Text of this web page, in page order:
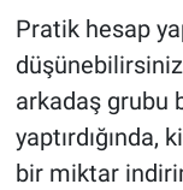
Pratik hesap
arkadaş grubu
bir miktar